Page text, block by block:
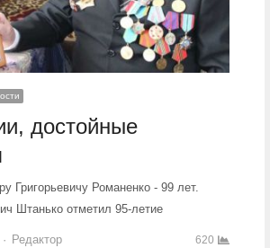
достойные
Григорьевичу Романенко - 99 лет.
Штанько отметил 95-летие
Author
Редактор 620